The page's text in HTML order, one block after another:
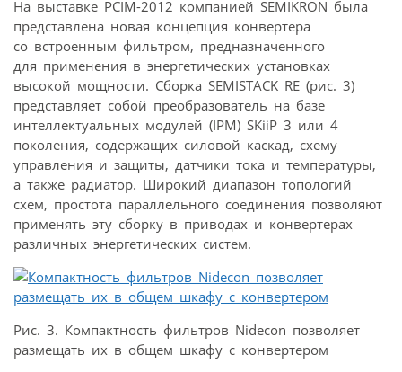
На выставке PCIM-2012 компанией SEMIKRON была
представлена новая концепция конвертера
со встроенным фильтром, предназначенного
для применения в энергетических установках
высокой мощности. Сборка SEMISTACK RE (рис. 3)
представляет собой преобразователь на базе
интеллектуальных модулей (IPM) SKiiP 3 или 4
поколения, содержащих силовой каскад, схему
управления и защиты, датчики тока и температуры,
а также радиатор. Широкий диапазон топологий
схем, простота параллельного соединения позволяют
применять эту сборку в приводах и конвертерах
различных энергетических систем.
Рис. 3. Компактность фильтров Nidecon позволяет
размещать их в общем шкафу с конвертером